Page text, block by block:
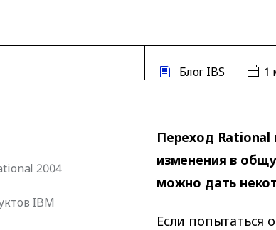
Блог IBS 1
2004
IBM
Переход Rational
изменения в
можно дать
Если попытаться